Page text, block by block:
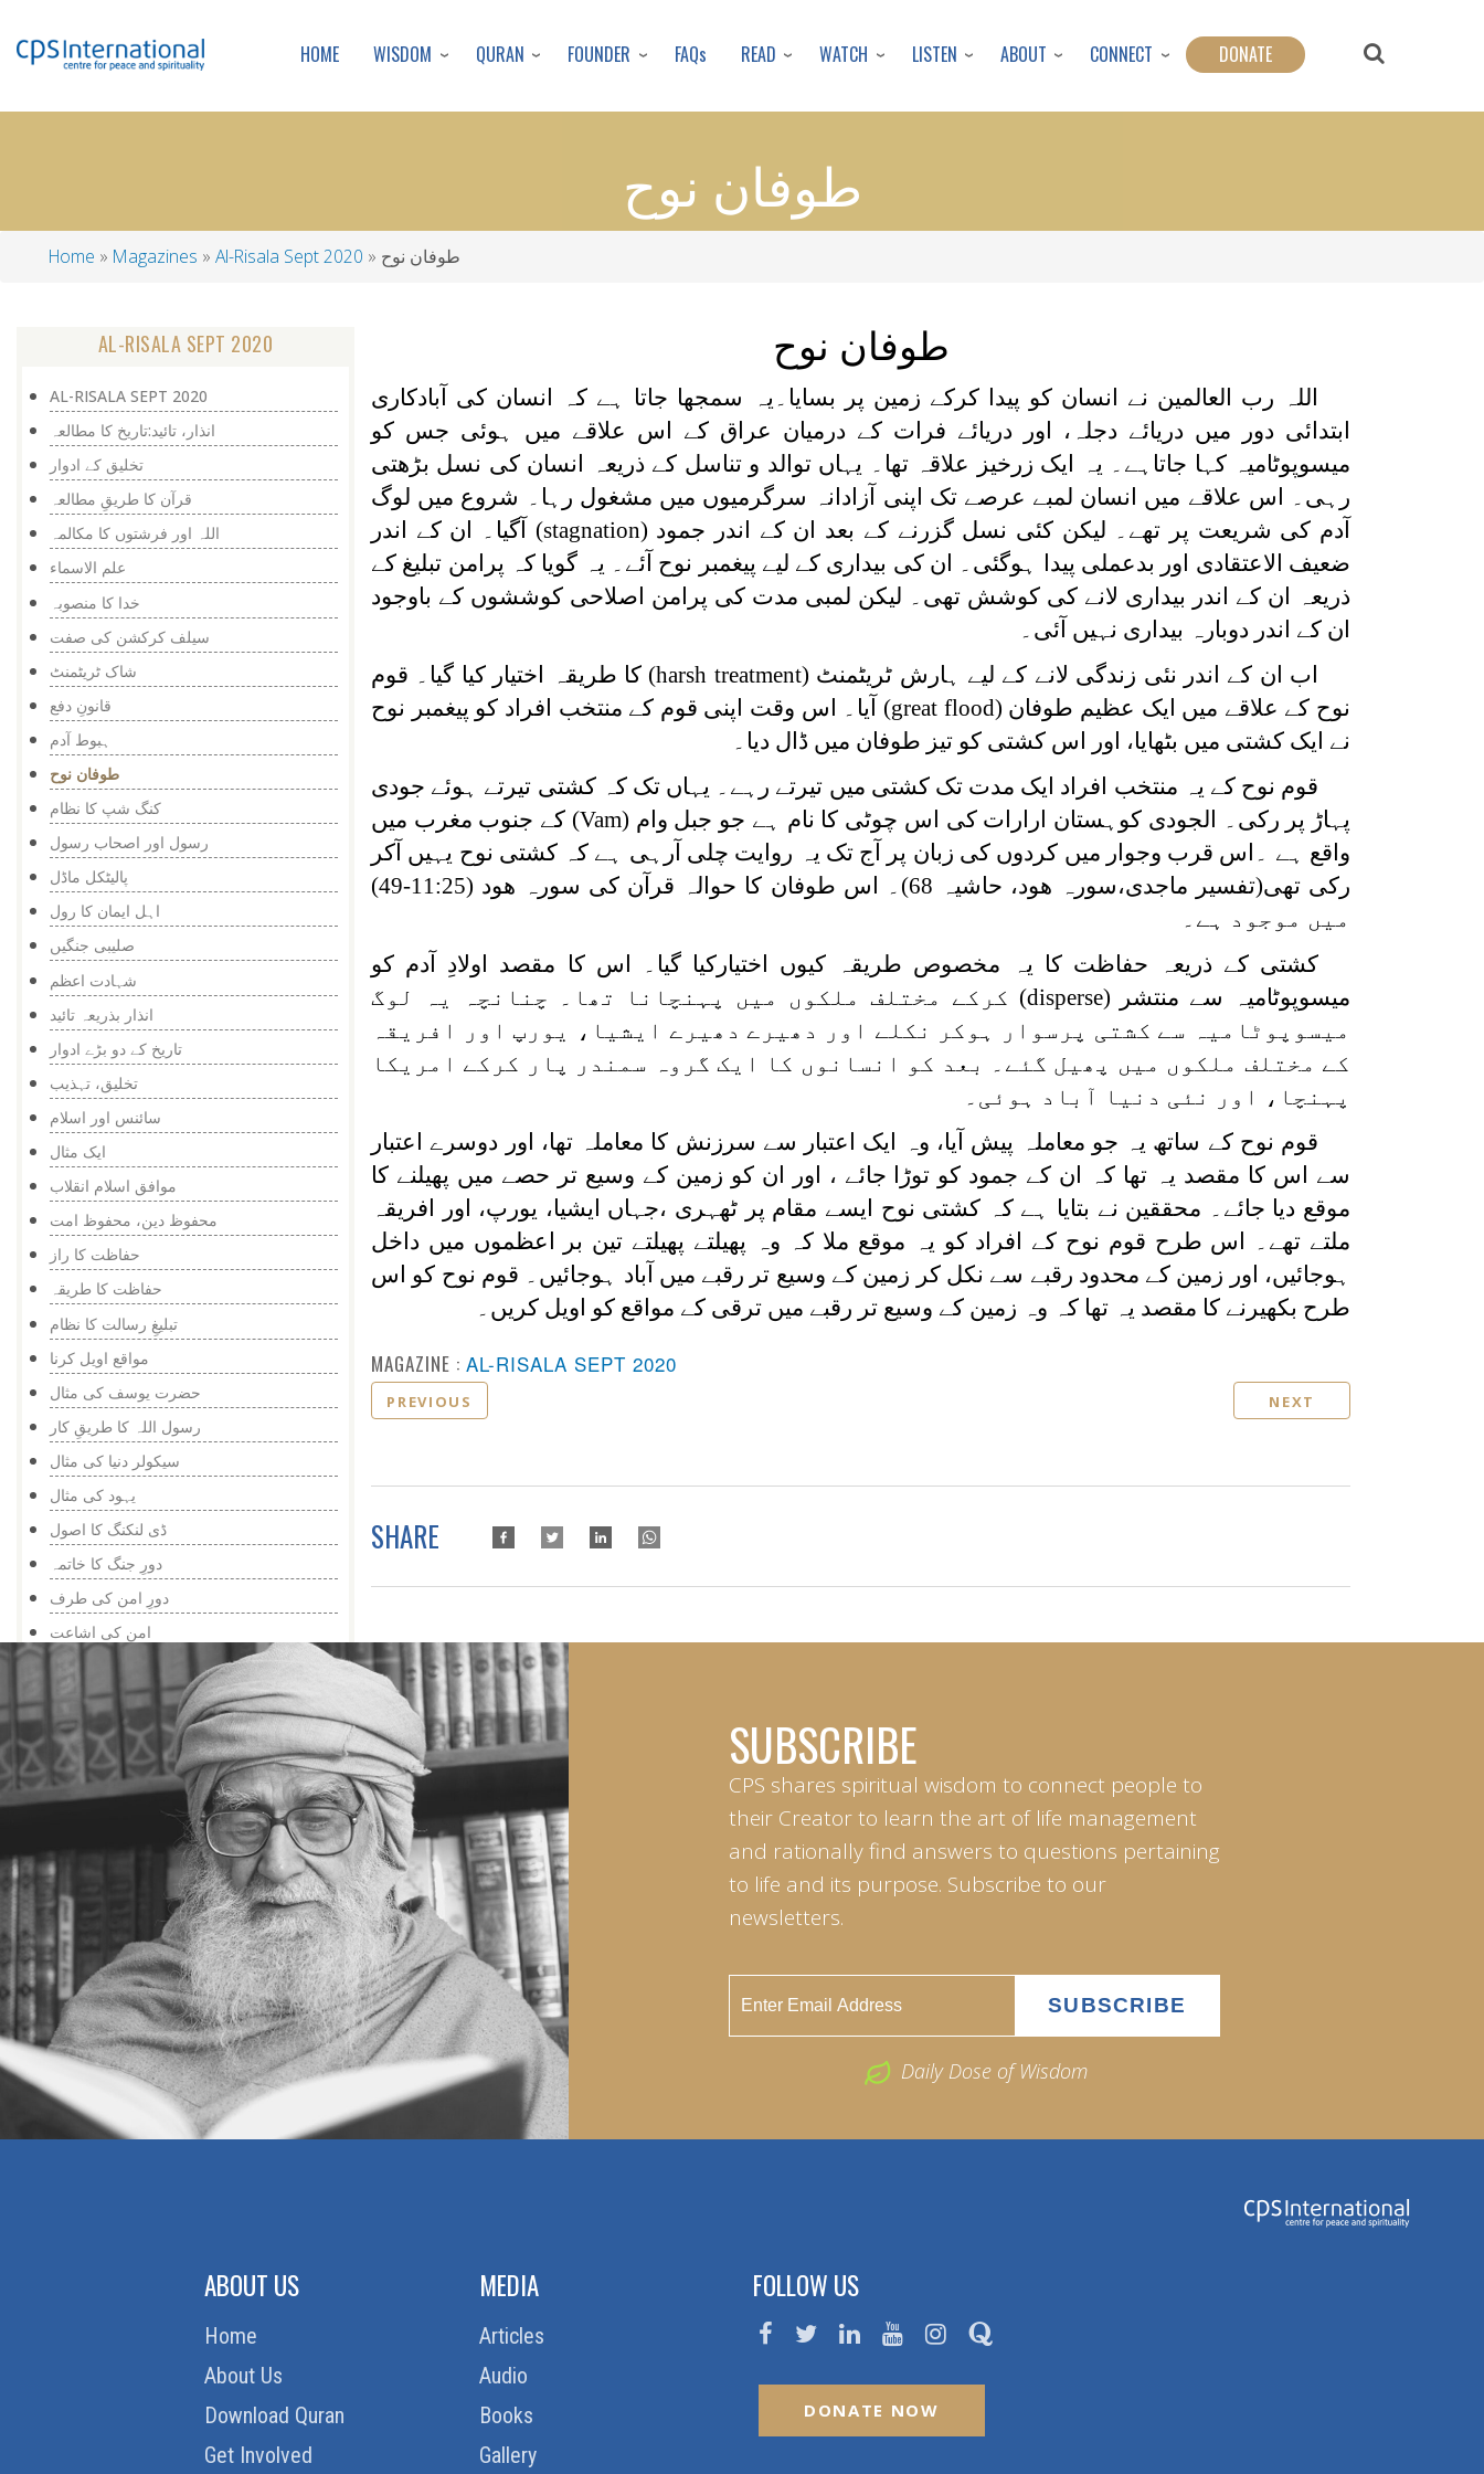
to
content
HOME WISDOM QURAN FOUNDER FAQs READ WATCH LISTEN ABOUT CONNECT DONATE
طوفان نوح
Breadcrumb
Home Magazines Al-Risala Sept 2020 طوفان نوح
طوفان نوح
اللہ رب العالمین نے انسان کو پیدا کرکے زمین پر بسایا۔یہ سمجھا جاتا ہے کہ انسان کی آبادکاری
ابتدائی دور میں دریائے دجلہ، اور دریائے فرات کے درمیان عراق کے اس علاقے میں ہوئی جس کو
میسوپوٹامیہ کہا جاتاہے۔ یہ ایک زرخیز علاقہ تھا۔ یہاں توالد و تناسل کے ذریعہ انسان کی نسل بڑھتی
رہی۔ اس علاقے میں انسان لمبے عرصے تک اپنی آزادانہ سرگرمیوں میں مشغول رہا۔ شروع میں لوگ
آدم کی شریعت پر تھے۔ لیکن کئی نسل گزرنے کے بعد ان کے اندر جمود (stagnation) آگیا۔ ان کے اندر
ضعیف الاعتقادی اور بدعملی پیدا ہوگئی۔ ان کی بیداری کے لیے پیغمبر نوح آئے۔ یہ گویا کہ پرامن تبلیغ کے
ذریعہ ان کے اندر بیداری لانے کی کوشش تھی۔ لیکن لمبی مدت کی پرامن اصلاحی کوششوں کے باوجود
ان کے اندر دوبارہ بیداری نہیں آئی۔
اب ان کے اندر نئی زندگی لانے کے لیے ہارش ٹریٹمنٹ (harsh treatment) کا طریقہ اختیار کیا گیا۔ قوم
نوح کے علاقے میں ایک عظیم طوفان (great flood) آیا۔ اس وقت اپنی قوم کے منتخب افراد کو پیغمبر نوح
نے ایک کشتی میں بٹھایا، اور اس کشتی کو تیز طوفان میں ڈال دیا۔
قوم نوح کے یہ منتخب افراد ایک مدت تک کشتی میں تیرتے رہے۔ یہاں تک کہ کشتی تیرتے ہوئے جودی
پہاڑ پر رکی۔ الجودی کوہستان ارارات کی اس چوٹی کا نام ہے جو جبل وام (Vam) کے جنوب مغرب میں
واقع ہے ۔اس قرب وجوار میں کردوں کی زبان پر آج تک یہ روایت چلی آرہی ہے کہ کشتی نوح یہیں آکر
رکی تھی(تفسیر ماجدی،سورہ ھود، حاشیہ 68)۔ اس طوفان کا حوالہ قرآن کی سورہ ھود (11:25-49)
میں موجود ہے۔
کشتی کے ذریعہ حفاظت کا یہ مخصوص طریقہ کیوں اختیارکیا گیا۔ اس کا مقصد اولادِ آدم کو
میسوپوٹامیہ سے منتشر (disperse) کرکے مختلف ملکوں میں پہنچانا تھا۔ چنانچہ یہ لوگ
میسوپوٹامیہ سے کشتی پرسوار ہوکر نکلے اور دھیرے دھیرے ایشیا، یورپ اور افریقہ
کے مختلف ملکوں میں پھیل گئے۔ بعد کو انسانوں کا ایک گروہ سمندر پار کرکے امریکا
پہنچا، اور نئی دنیا آباد ہوئی۔
قوم نوح کے ساتھ یہ جو معاملہ پیش آیا، وہ ایک اعتبار سے سرزنش کا معاملہ تھا، اور دوسرے اعتبار
سے اس کا مقصد یہ تھا کہ ان کے جمود کو توڑا جائے ، اور ان کو زمین کے وسیع تر حصے میں پھیلنے کا
موقع دیا جائے۔ محققین نے بتایا ہے کہ کشتی نوح ایسے مقام پر ٹھہری ،جہاں ایشیا، یورپ، اور افریقہ
ملتے تھے۔ اس طرح قوم نوح کے افراد کو یہ موقع ملا کہ وہ پھیلتے پھیلتے تین بر اعظموں میں داخل
ہوجائیں، اور زمین کے محدود رقبے سے نکل کر زمین کے وسیع تر رقبے میں آباد ہوجائیں۔ قوم نوح کو اس
طرح بکھیرنے کا مقصد یہ تھا کہ وہ زمین کے وسیع تر رقبے میں ترقی کے مواقع کو اویل کریں۔
MAGAZINE : AL-RISALA SEPT 2020
PREVIOUS NEXT
SHARE
AL-RISALA SEPT 2020
AL-RISALA SEPT 2020
انذار، تائید:تاریخ کا مطالعہ
تخلیق کے ادوار
قرآن کا طریقِ مطالعہ
اللہ اور فرشتوں کا مکالمہ
علم الاسماء
خدا کا منصوبہ
سیلف کرکشن کی صفت
شاک ٹریٹمنٹ
قانونِ دفع
ہبوط آدم
طوفان نوح
کنگ شپ کا نظام
رسول اور اصحاب رسول
پالیٹکل ماڈل
اہل ایمان کا رول
صلیبی جنگیں
شہادت اعظم
انذار بذریعہ تائید
تاریخ کے دو بڑے ادوار
تخلیق، تہذیب
سائنس اور اسلام
ایک مثال
موافق اسلام انقلاب
محفوظ دین، محفوظ امت
حفاظت کا راز
حفاظت کا طریقہ
تبلیغِ رسالت کا نظام
مواقع اویل کرنا
حضرت یوسف کی مثال
رسول اللہ کا طریقِ کار
سیکولر دنیا کی مثال
یہود کی مثال
ڈی لنکنگ کا اصول
دورِ جنگ کا خاتمہ
دورِ امن کی طرف
امن کی اشاعت
تعلیم، قدیم اور جدید
شیطان کا چیلنج
تبیینِ حق کا دور
عصری اسلوب میں دعوت
خلاصۂ کلام
SUBSCRIBE
CPS shares spiritual wisdom to connect people to
their Creator to learn the art of life management
and rationally find answers to questions pertaining
to life and its purpose. Subscribe to our
newsletters.
Daily Dose of Wisdom
ABOUT US
Home
About Us
Download Quran
Get Involved
MEDIA
Articles
Audio
Books
Gallery
FOLLOW US
DONATE NOW